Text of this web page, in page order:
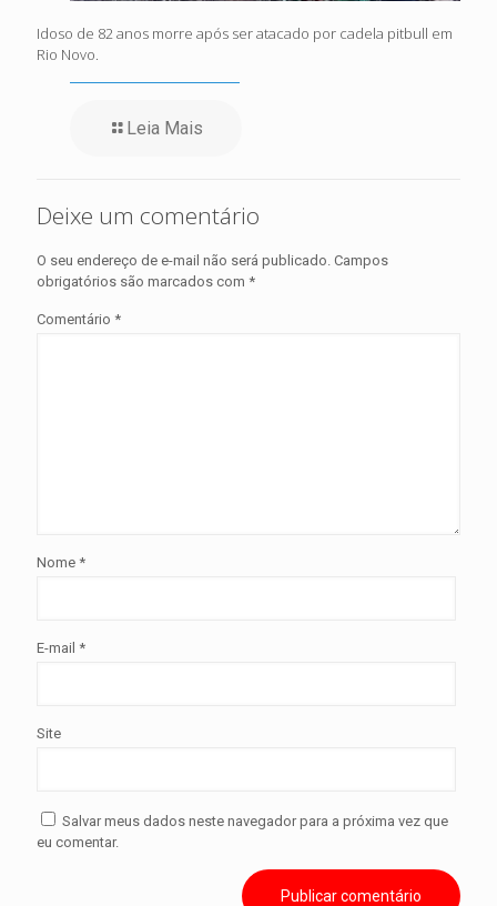
Idoso de 82 anos morre após ser atacado por cadela pitbull em
Rio Novo.
Leia Mais
Deixe um comentário
O seu endereço de e-mail não será publicado. Campos
obrigatórios são marcados com *
Comentário *
Nome *
E-mail *
Site
Salvar meus dados neste navegador para a próxima vez que
eu comentar.